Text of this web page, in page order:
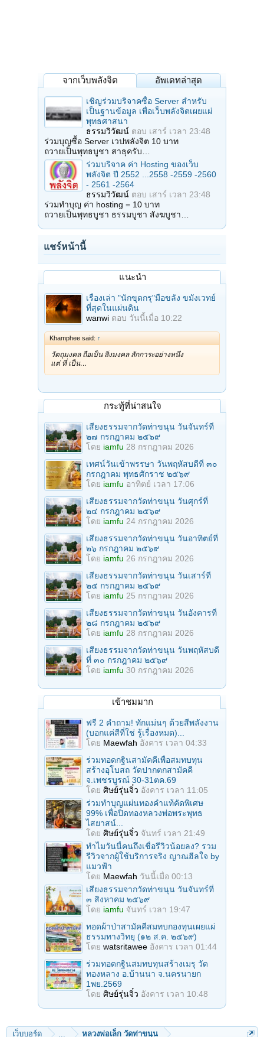
จากเว็บพลังจิต อัพเดทล่าสุด
เชิญร่วมบริจาคซื้อ Server สำหรับ
เป็นฐานข้อมูล เพื่อเว็บพลังจิตเผยแผ่
พุทธศาสนา
ธรรมวิวัฒน์ ตอบ เสาร์ เวลา 23:48
ร่วมบุญซื้อ Server เวปพลังจิต 10 บาท
ถวายเป็นพุทธบูชา สาธุครับ…
ร่วมบริจาค ค่า Hosting ของเว็บ
พลังจิต ปี 2552 ...2558 -2559 -2560
- 2561 -2564
ธรรมวิวัฒน์ ตอบ เสาร์ เวลา 23:48
ร่วมทำบุญ ค่า hosting = 10 บาท
ถวายเป็นพุทธบูชา ธรรมบูชา สังฆบูชา…
แชร์หน้านี้
แนะนำ
เรื่องเล่า "นักขุดกรุ"มือขลัง ขมังเวทย์
ที่สุดในแผ่นดิน
wanwi ตอบ วันนี้เมื่อ 10:22
Khamphee said: ↑
วัตถุมงคล ถือเป็น สิ่งมงคล สักการะอย่างหนึ่ง
แต่ ที่ เป็น…
กระทู้ที่น่าสนใจ
เสียงธรรมจากวัดท่าขนุน วันจันทร์ที่
๒๗ กรกฎาคม ๒๕๖๙
โดย iamfu 28 กรกฎาคม 2026
เทศน์วันเข้าพรรษา วันพฤหัสบดีที่ ๓๐
กรกฎาคม พุทธศักราช ๒๕๖๙
โดย iamfu อาทิตย์ เวลา 17:06
เสียงธรรมจากวัดท่าขนุน วันศุกร์ที่
๒๔ กรกฎาคม ๒๕๖๙
โดย iamfu 24 กรกฎาคม 2026
เสียงธรรมจากวัดท่าขนุน วันอาทิตย์ที่
๒๖ กรกฎาคม ๒๕๖๙
โดย iamfu 26 กรกฎาคม 2026
เสียงธรรมจากวัดท่าขนุน วันเสาร์ที่
๒๕ กรกฎาคม ๒๕๖๙
โดย iamfu 25 กรกฎาคม 2026
เสียงธรรมจากวัดท่าขนุน วันอังคารที่
๒๘ กรกฎาคม ๒๕๖๙
โดย iamfu 28 กรกฎาคม 2026
เสียงธรรมจากวัดท่าขนุน วันพฤหัสบดี
ที่ ๓๐ กรกฎาคม ๒๕๖๙
โดย iamfu 30 กรกฎาคม 2026
เข้าชมมาก
ฟรี 2 คำถาม! ทักแม่นๆ ด้วยสีพลังงาน
(บอกแค่สีที่ใช่ รู้เรื่องหมด)...
โดย Maewfah อังคาร เวลา 04:33
ร่วมทอดกฐินสามัคคีเพื่อสมทบทุน
สร้างอุโบสถ วัดปากตกสามัคคี
จ.เพชรบูรณ์ 30-31ตค.69
โดย ศิษย์รุ่นจิ๋ว อังคาร เวลา 11:05
ร่วมทําบุญแผ่นทองคำแท้คัดพิเศษ
99% เพื่อปิดทองหลวงพ่อพระพุทธ
ไสยาสน์...
โดย ศิษย์รุ่นจิ๋ว จันทร์ เวลา 21:49
ทำไมวันนี้คนถึงเชื่อรีวิวน้อยลง? รวม
รีวิวจากผู้ใช้บริการจริง ญาณฮีลใจ by
แมวฟ้า
โดย Maewfah วันนี้เมื่อ 00:13
เสียงธรรมจากวัดท่าขนุน วันจันทร์ที่
๓ สิงหาคม ๒๕๖๙
โดย iamfu จันทร์ เวลา 19:47
ทอดผ้าป่าสามัคคีสมทบกองทุนเผยแผ่
ธรรมทางวิทยุ (๑๒ ส.ค. ๒๕๖๙)
โดย watsritawee อังคาร เวลา 01:44
ร่วมทอดกฐินสมทบทุนสร้างเมรุ วัด
ทองหลาง อ.บ้านนา จ.นครนายก
1พย.2569
โดย ศิษย์รุ่นจิ๋ว อังคาร เวลา 10:48
เว็บบอร์ด ... หลวงพ่อเล็ก วัดท่าขนุน